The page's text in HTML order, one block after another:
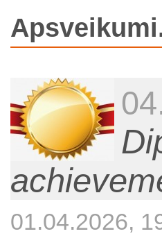
01.04.2026,